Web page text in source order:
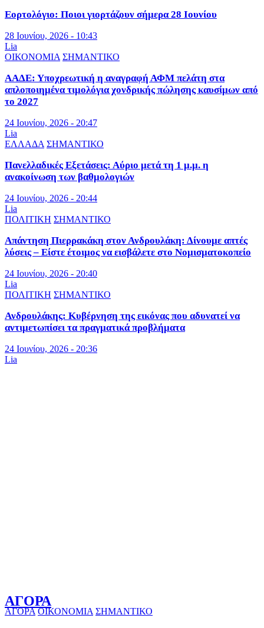
Εορτολόγιο: Ποιοι γιορτάζουν σήμερα 28 Ιουνίου
28 Ιουνίου, 2026 - 10:43
Lia
ΟΙΚΟΝΟΜΙΑ ΣΗΜΑΝΤΙΚΟ
ΑΑΔΕ: Υποχρεωτική η αναγραφή ΑΦΜ πελάτη στα
απλοποιημένα τιμολόγια χονδρικής πώλησης καυσίμων από
το 2027
24 Ιουνίου, 2026 - 20:47
Lia
ΕΛΛΑΔΑ ΣΗΜΑΝΤΙΚΟ
Πανελλαδικές Εξετάσεις: Αύριο μετά τη 1 μ.μ. η
ανακοίνωση των βαθμολογιών
24 Ιουνίου, 2026 - 20:44
Lia
ΠΟΛΙΤΙΚΗ ΣΗΜΑΝΤΙΚΟ
Απάντηση Πιερρακάκη στον Ανδρουλάκη: Δίνουμε απτές
λύσεις – Είστε έτοιμος να εισβάλετε στο Νομισματοκοπείο
24 Ιουνίου, 2026 - 20:40
Lia
ΠΟΛΙΤΙΚΗ ΣΗΜΑΝΤΙΚΟ
Ανδρουλάκης: Κυβέρνηση της εικόνας που αδυνατεί να
αντιμετωπίσει τα πραγματικά προβλήματα
24 Ιουνίου, 2026 - 20:36
Lia
ΑΓΟΡΑ
ΑΓΟΡΑ ΟΙΚΟΝΟΜΙΑ ΣΗΜΑΝΤΙΚΟ